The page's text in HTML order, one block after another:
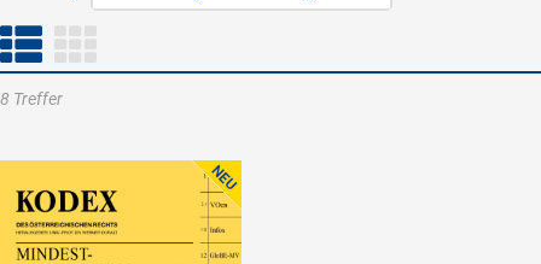
8 Treffer